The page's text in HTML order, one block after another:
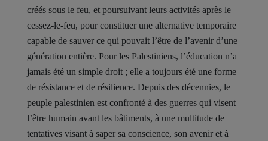
créés sous le feu, et poursuivant leurs activités après le
cessez-le-feu, pour constituer une alternative temporaire
capable de sauver ce qui pouvait l’être de l’avenir d’une
génération entière. Pour les Palestiniens, l’éducation n’a
jamais été un simple droit ; elle a toujours été une forme
de résistance et de résilience. Depuis des décennies, le
peuple palestinien est confronté à des guerres qui visent
l’être humain avant les bâtiments, à une multitude de
tentatives visant à saper sa conscience, son avenir et à